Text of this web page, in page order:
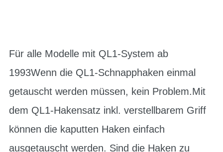
Für alle Modelle mit QL1-System ab
1993Wenn die QL1-Schnapphaken einmal
getauscht werden müssen, kein Problem.Mit
dem QL1-Hakensatz inkl. verstellbarem Griff
können die kaputten Haken einfach
ausgetauscht werden. Sind die Haken zu